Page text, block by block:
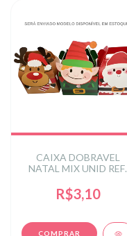
CAIXA DOBRAVEL
NATAL MIX UNID REF:
R$3,10